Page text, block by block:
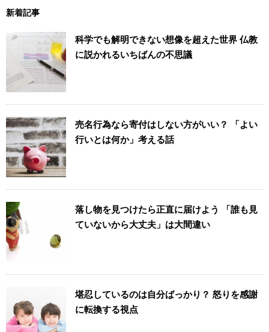
新着記事
科学でも解明できない想像を超えた世界 仏教
に説かれるいちばんの不思議
売名行為なら寄付はしない方がいい？ 「よい
行いとは何か」考える話
落し物を見つけたら正直に届けよう 「誰も見
ていないから大丈夫」は大間違い
堪忍しているのは自分ばっかり？ 怒りを感謝
に転換する視点